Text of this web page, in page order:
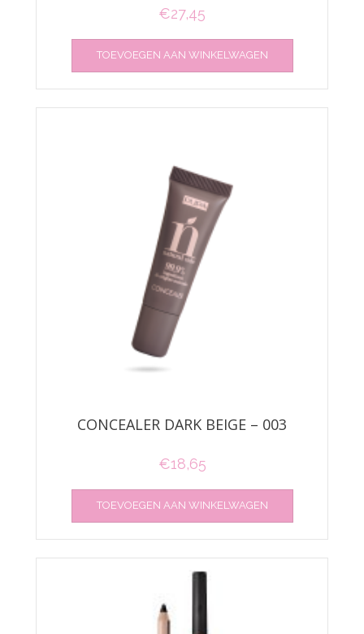
€27,45
TOEVOEGEN AAN WINKELWAGEN
CONCEALER DARK BEIGE – 003
€18,65
TOEVOEGEN AAN WINKELWAGEN